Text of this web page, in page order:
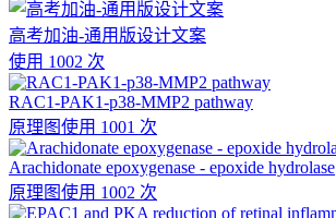
高考加油-通用版设计文案
使用 1002 次
RAC1-PAK1-p38-MMP2 pathway
原理图使用 1001 次
Arachidonate epoxygenase - epoxide hydrolase
原理图使用 1002 次